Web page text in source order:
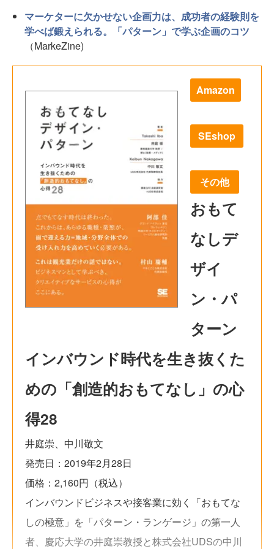
マーケターに欠かせない企画力は、成功者の経験則を
学べば鍛えられる。「パターン」で学ぶ企画のコツ
（MarkeZine)
Amazon
SEshop
その他
おもて
なしデ
ザイ
ン・パ
ターン
インバウンド時代を生き抜くた
めの「創造的おもてなし」の心
得28
井庭崇、中川敬文
発売日：2019年2月28日
価格：2,160円（税込）
インバウンドビジネスや接客業に効く「おもてな
しの極意」を「パターン・ランゲージ」の第一人
者、慶応大学の井庭崇教授と株式会社UDSの中川